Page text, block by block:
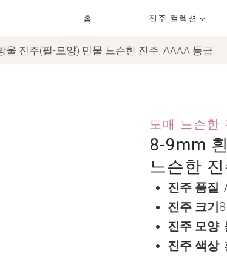
홈 진주 컬렉션
울 진주(펄-모양) 민물 느슨한 진주, AAAA 등급
도매 느슨한
8-9mm
느슨한
진주 품질:
진주 크기
진주 모양:
진주 색상: